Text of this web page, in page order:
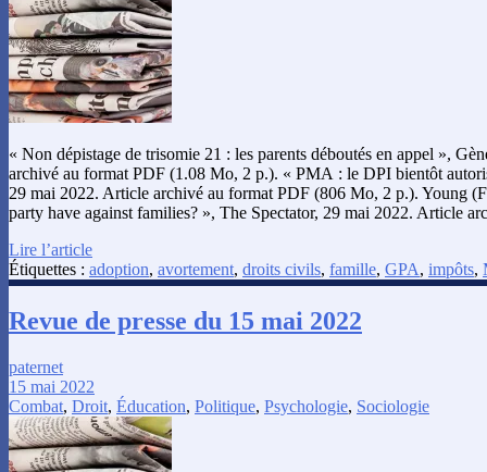
« Non dépistage de trisomie 21 : les parents déboutés en appel »,
archivé au format PDF (1.08 Mo, 2 p.). « PMA : le DPI bientôt
29 mai 2022. Article archivé au format PDF (806 Mo, 2 p.). Young
party have against families? », The Spectator, 29 mai 2022. Article
Lire l’article
Étiquettes : adoption, avortement, droits civils, famille, GPA, impôts,
Revue de presse du 15 mai 2022
paternet
15 mai 2022
Combat, Droit, Éducation, Politique, Psychologie, Sociologie